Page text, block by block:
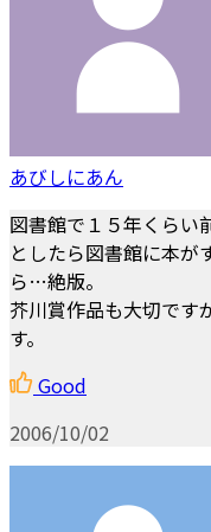
あびしにあん
図書館で１５年くらい
としたら図書館に本が
ら…絶版。
芥川賞作品も大切です
す。
Good
2006/10/02